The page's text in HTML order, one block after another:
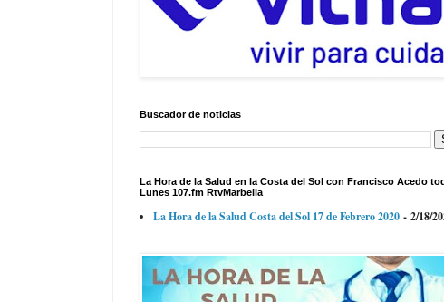
Buscador de noticias
La Hora de la Salud en la Costa del Sol con Francisco Acedo
Lunes 107.fm RtvMarbella
La Hora de la Salud Costa del Sol 17 de Febrero 2020 - 2/18/